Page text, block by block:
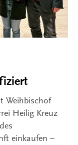
Weihbischof
Heilig Kreuz
einkaufen –